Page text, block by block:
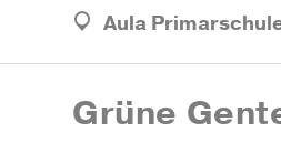
Aula
Grüne